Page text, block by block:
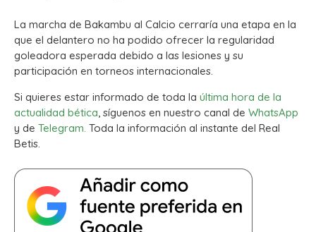
La marcha de Bakambu al Calcio cerraría una etapa en la
que el delantero no ha podido ofrecer la regularidad
goleadora esperada debido a las lesiones y su
participación en torneos internacionales.
Si quieres estar informado de toda la última hora de la
actualidad bética , síguenos en nuestro canal de WhatsApp
y de Telegram. Toda la información al instante del Real
Betis.